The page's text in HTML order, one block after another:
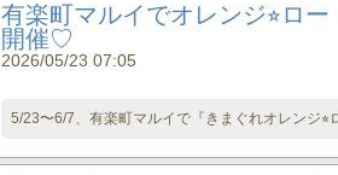
有楽町マルイでオレンジ⭐︎ロ
開催♡
2026/05/23 07:05
5/23〜6/7、有楽町マルイで『きまぐれオレンジ